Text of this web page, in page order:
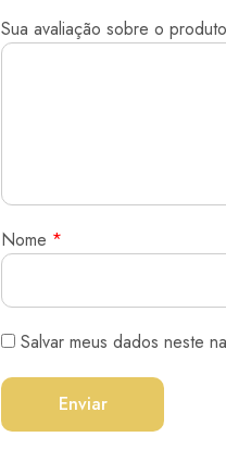
Sua avaliação sobre o produto
Nome *
Salvar meus dados neste